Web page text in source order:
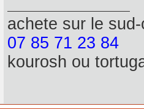
achete sur le
07 85 71 23 84
kourosh ou